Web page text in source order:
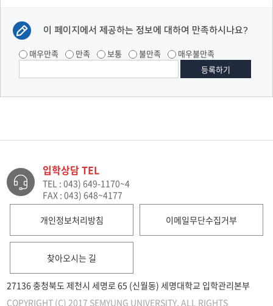
이 페이지에서 제공하는 정보에 대하여 만족하시나요?
매우만족 만족 보통 불만족 매우불만족
입학상담 TEL
TEL : 043) 649-1170~4
FAX : 043) 648~4177
개인정보처리방침 이메일무단수집거부
찾아오시는 길
27136 충청북도 제천시 세명로 65 (신월동) 세명대학교 입학관리본부
COPYRIGHT (C) 2017 SEMYUNG UNIVERSITY. ALL RIGHTS